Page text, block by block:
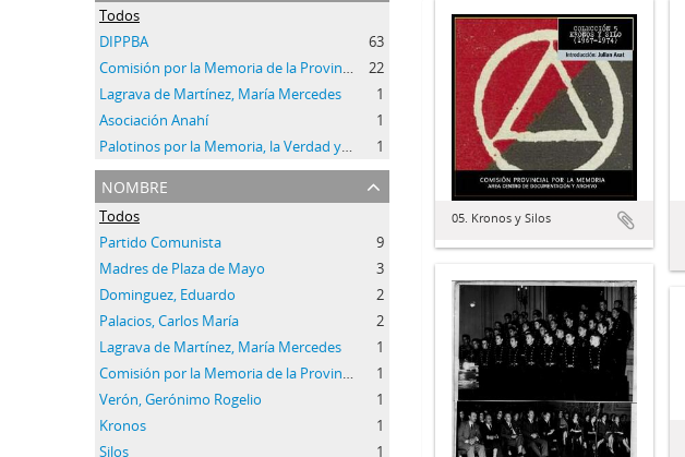
Todos
DIPPBA
63
Comisión por la Memoria de la Provincia de Buenos Aires
22
Lagrava de Martínez, María Mercedes
1
Asociación Anahí
1
Palotinos por la Memoria, la Verdad y la Justicia
1
nombre
Todos
Partido Comunista
9
Madres de Plaza de Mayo
3
Dominguez, Eduardo
2
Palacios, Carlos María
2
Lagrava de Martínez, María Mercedes
1
Comisión por la Memoria de la Provincia de Buenos Aires
1
Verón, Gerónimo Rogelio
1
Kronos
1
Silos
1
05. Kronos y Silos